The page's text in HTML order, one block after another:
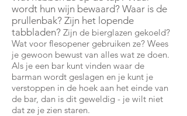
wordt hun wijn bewaard? Waar is de
prullenbak? Zijn het lopende
tabbladen? Zijn de bierglazen gekoeld?
Wat voor flesopener gebruiken ze? Wees
je gewoon bewust van alles wat ze doen.
Als je een bar kunt vinden waar de
barman wordt geslagen en je kunt je
verstoppen in de hoek aan het einde van
de bar, dan is dit geweldig - je wilt niet
dat ze je zien staren.